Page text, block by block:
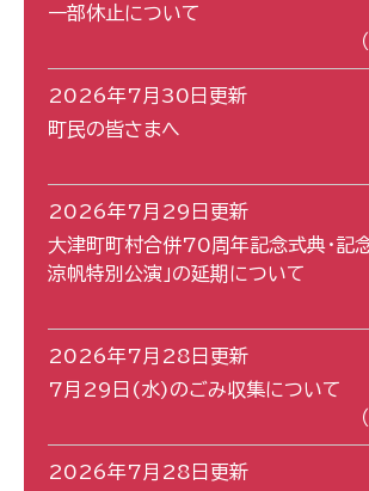
一部休止について
2026年7月30日更新
町民の皆さまへ
2026年7月29日更新
大津町町村合併70周年記念式典・記
涼帆特別公演」の延期について
2026年7月28日更新
7月29日(水)のごみ収集について
2026年7月28日更新